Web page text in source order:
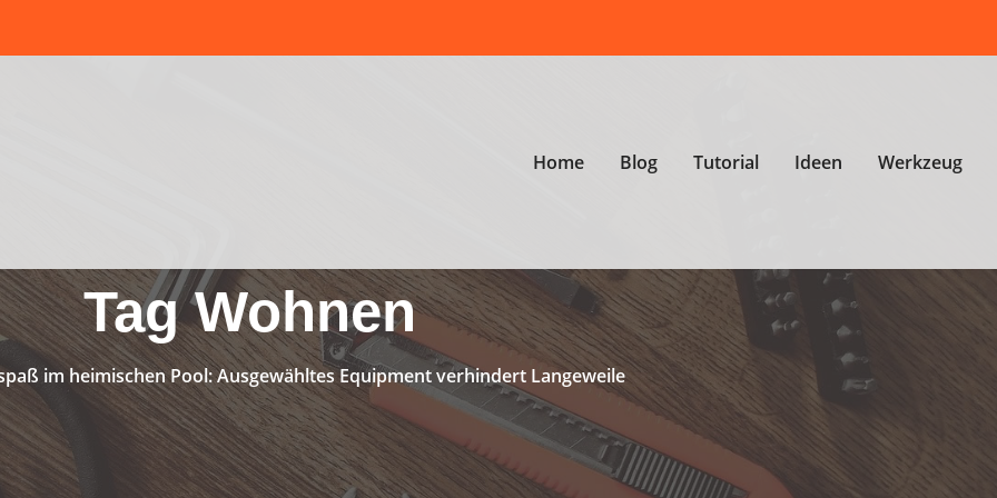
Home Blog Tutorial Ideen Werkzeug
Tag Wohnen
im heimischen Pool: Ausgewähltes Equipment verhindert Langeweile